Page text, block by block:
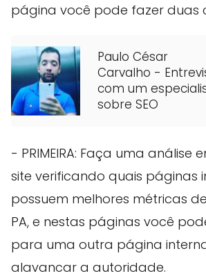
página você pode fazer duas
Paulo César
Carvalho -
com um
sobre SEO
- PRIMEIRA: Faça uma análise
site verificando quais páginas
possuem melhores métricas
PA, e nestas páginas você
para uma outra página
alavancar a autoridade.